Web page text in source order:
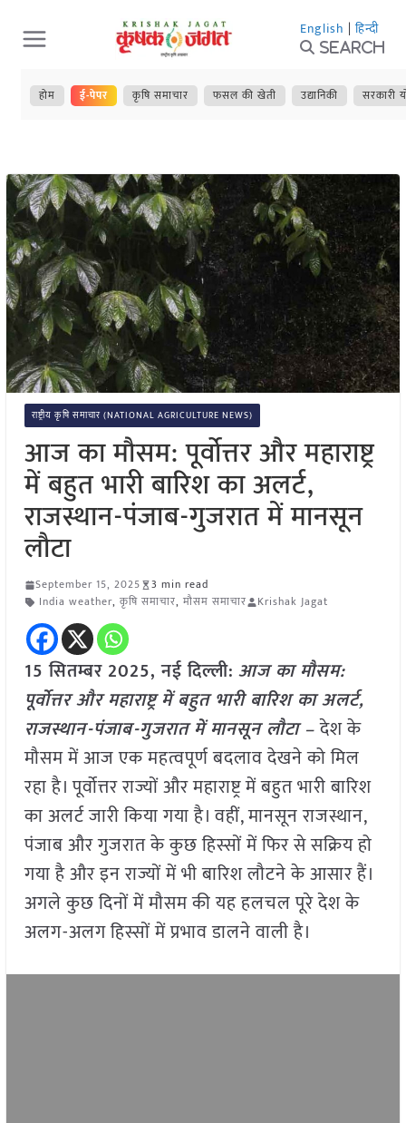
Skip
to
content
English | हिन्दी
Search
होम ई-पेपर कृषि समाचार फसल की खेती उद्यानिकी सरकारी
राष्ट्रीय कृषि समाचार (NATIONAL AGRICULTURE NEWS)
आज का मौसम: पूर्वोत्तर और महाराष्ट्र
में बहुत भारी बारिश का अलर्ट,
राजस्थान-पंजाब-गुजरात में मानसून
लौटा
September 15, 2025
3 min read
India weather, कृषि समाचार, मौसम समाचार Krishak Jagat
15 सितम्बर 2025, नई दिल्ली: आज का मौसम:
पूर्वोत्तर और महाराष्ट्र में बहुत भारी बारिश का अलर्ट,
राजस्थान-पंजाब-गुजरात में मानसून लौटा –देश के
मौसम में आज एक महत्वपूर्ण बदलाव देखने को मिल
रहा है। पूर्वोत्तर राज्यों और महाराष्ट्र में बहुत भारी बारिश
का अलर्ट जारी किया गया है। वहीं, मानसून राजस्थान,
पंजाब और गुजरात के कुछ हिस्सों में फिर से सक्रिय हो
गया है और इन राज्यों में भी बारिश लौटने के आसार हैं।
अगले कुछ दिनों में मौसम की यह हलचल पूरे देश के
अलग-अलग हिस्सों में प्रभाव डालने वाली है।